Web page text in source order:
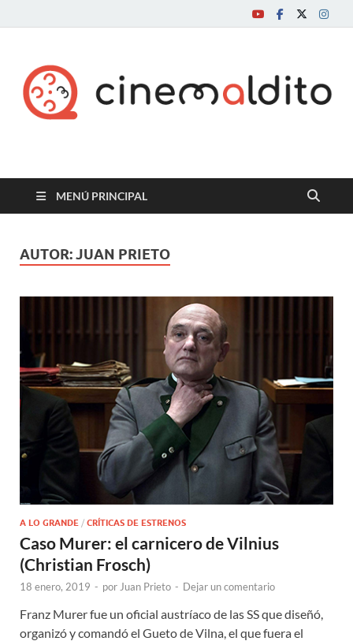
Cine maldito
MENÚ PRINCIPAL
AUTOR:JUAN PRIETO
A LO GRANDE / CRÍTICAS DE ESTRENOS
Caso Murer: el carnicero de Vilnius
(Christian Frosch)
18 enero, 2019 - por Juan Prieto - Dejar un comentario
Franz Murer fue un oficial austríaco de las SS que diseñó,
organizó y comandó el Gueto de Vilna, el que fuera el